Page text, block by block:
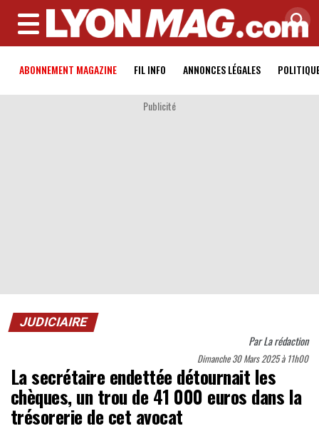
MENU
ABONNEMENT MAGAZINE FIL INFO ANNONCES LÉGALES
Publicité
JUDICIAIRE
ParLa rédaction
Dimanche 30 Mars 2025 à 11h00
La secrétaire endettée détournait les
chèques, un trou de 41 000 euros dans la
trésorerie de cet avocat